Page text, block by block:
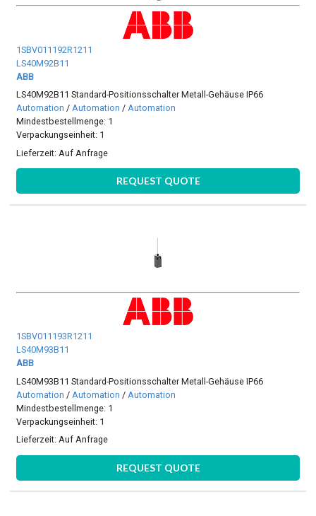
1SBV011192R1211
LS40M92B11
ABB
LS40M92B11 Standard-Positionsschalter Metall-Gehäuse IP66
Automation /Automation /Automation
Mindestbestellmenge: 1
Verpackungseinheit: 1
Lieferzeit: Auf Anfrage
REQUEST QUOTE
1SBV011193R1211
LS40M93B11
ABB
LS40M93B11 Standard-Positionsschalter Metall-Gehäuse IP66
Automation / Automation / Automation
Mindestbestellmenge: 1
Verpackungseinheit: 1
Lieferzeit:Auf Anfrage
REQUEST QUOTE